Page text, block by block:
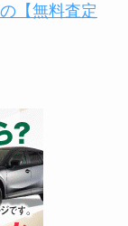
【無料査定